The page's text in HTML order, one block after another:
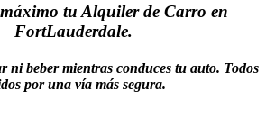
tu Alquiler de Carro en
FortLauderdale.
ni beber mientras conduces tu auto. Todos
por una vía más segura.